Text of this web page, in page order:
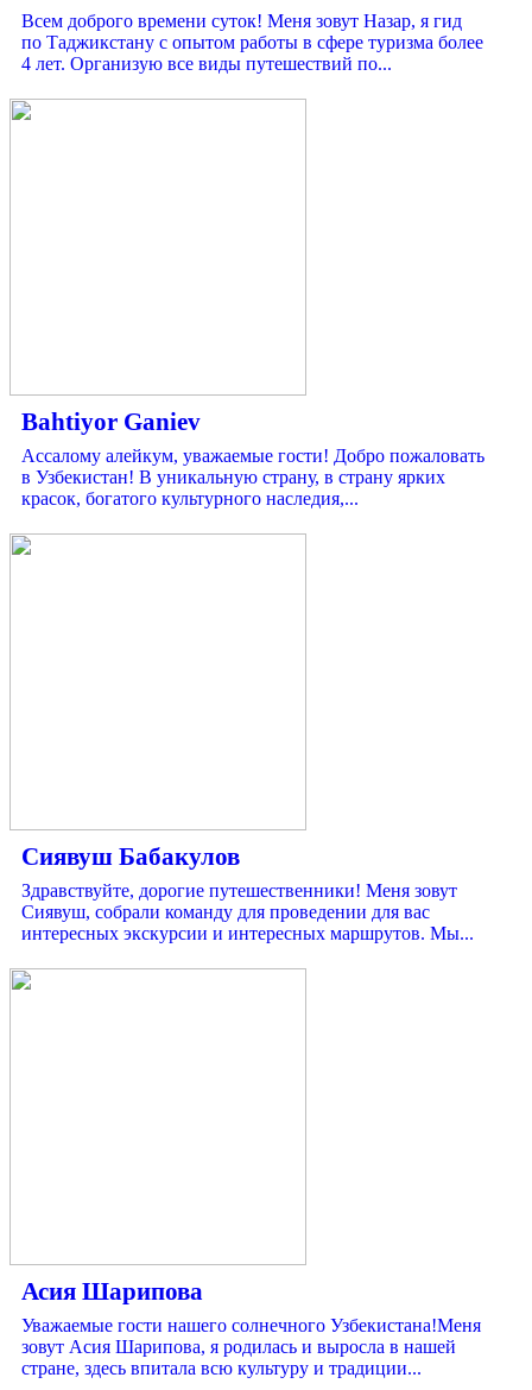
Всем доброго времени суток! Меня зовут Назар, я гид
по Таджикстану с опытом работы в сфере туризма более
4 лет. Организую все виды путешествий по...
Bahtiyor Ganiev
Ассалому алейкум, уважаемые гости! Добро пожаловать
в Узбекистан! В уникальную страну, в страну ярких
красок, богатого культурного наследия,...
Сиявуш Бабакулов
Здравствуйте, дорогие путешественники! Меня зовут
Сиявуш, собрали команду для проведении для вас
интересных экскурсии и интересных маршрутов. Мы...
Асия Шарипова
Уважаемые гости нашего солнечного Узбекистана!Меня
зовут Асия Шарипова, я родилась и выросла в нашей
стране, здесь впитала всю культуру и традиции...